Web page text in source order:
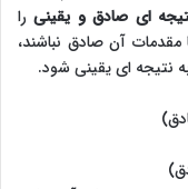
ای صادق و یقینیرا
آن صادق نباشند،
نتیجه ای یقینی شود.